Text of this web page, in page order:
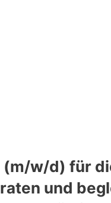
w/d) für
und